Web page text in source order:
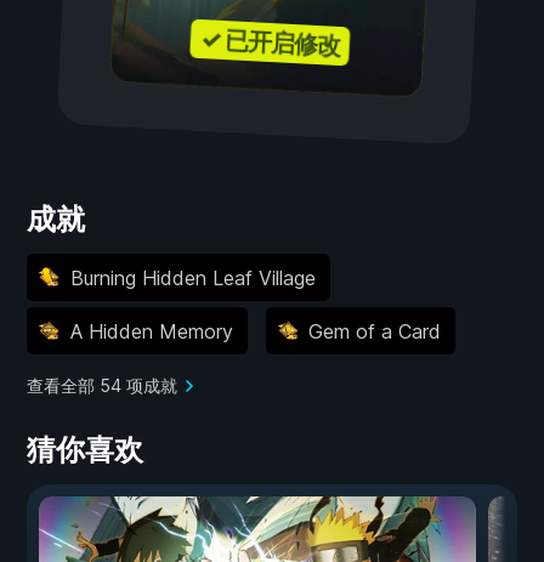
✓ 已开启修改
成就
Burning Hidden Leaf Village
A Hidden Memory Gem of a Card
查看全部 54 项成就
猜你喜欢